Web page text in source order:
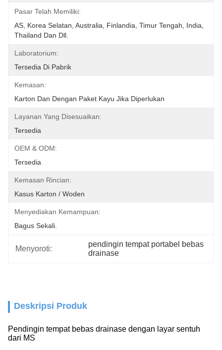
Pasar Telah Memiliki:
AS, Korea Selatan, Australia, Finlandia, Timur Tengah, India,
Thailand Dan Dll.
Laboratorium:
Tersedia Di Pabrik
Kemasan:
Karton Dan Dengan Paket Kayu Jika Diperlukan
Layanan Yang Disesuaikan:
Tersedia
OEM & ODM:
Tersedia
Kemasan Rincian:
Kasus Karton / Woden
Menyediakan Kemampuan:
Bagus Sekali.
Menyoroti:
pendingin tempat portabel bebas
drainase
Deskripsi Produk
Pendingin tempat bebas drainase dengan layar sentuh
dari MS